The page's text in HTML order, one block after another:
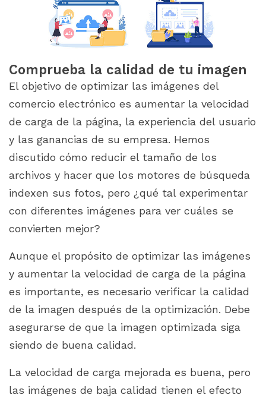
Comprueba la calidad de tu imagen
El objetivo de optimizar las imágenes del
comercio electrónico es aumentar la velocidad
de carga de la página, la experiencia del usuario
y las ganancias de su empresa. Hemos
discutido cómo reducir el tamaño de los
archivos y hacer que los motores de búsqueda
indexen sus fotos, pero ¿qué tal experimentar
con diferentes imágenes para ver cuáles se
convierten mejor?
Aunque el propósito de optimizar las imágenes
y aumentar la velocidad de carga de la página
es importante, es necesario verificar la calidad
de la imagen después de la optimización. Debe
asegurarse de que la imagen optimizada siga
siendo de buena calidad.
La velocidad de carga mejorada es buena, pero
las imágenes de baja calidad tienen el efecto